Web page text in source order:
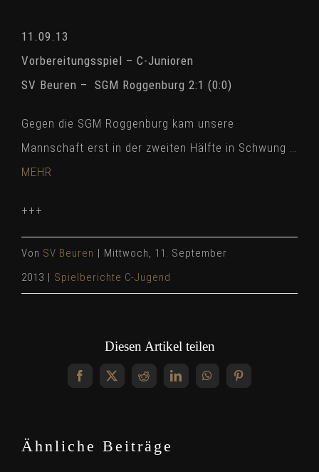
11.09.13
Vorbereitungsspiel – C-Junioren
SV Beuren – SGM Roggenburg 2:1 (0:0)
Gegen die SGM Roggenburg kam unsere
Mannschaft erst in der zweiten Hälfte in Schwung …
MEHR
+++
Von SV Beuren | Mittwoch, 11. September
2013 | Spielberichte C-Jugend
Diesen Artikel teilen
Facebook Reddit LinkedInWhatsApp
Ähnliche Beiträge